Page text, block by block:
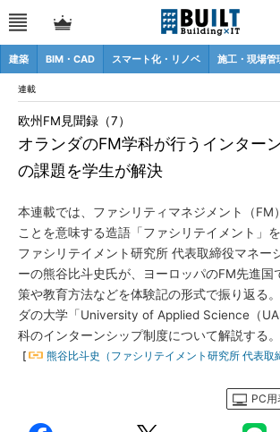
建築 BIM・CAD スマート化・リノベ 施工・現場管
連載
オランダのFM学科が行うインター
の課題を学生が解決
欧州FM見聞録（7）
本連載では、ファシリティマネジメント（FM
ことを意味する造語「ファシリテイメント」
ファシリテイメント研究所 代表取締役マネー
ーの熊谷比斗史氏が、ヨーロッパのFM先進国
策や教育方法などを体験記の形式で振り返る
ダの大学「University of Applied Science（
科のインターンシップ制度について解説する。
[
熊谷比斗史（ファシリテイメント研究所 代表取
PC用